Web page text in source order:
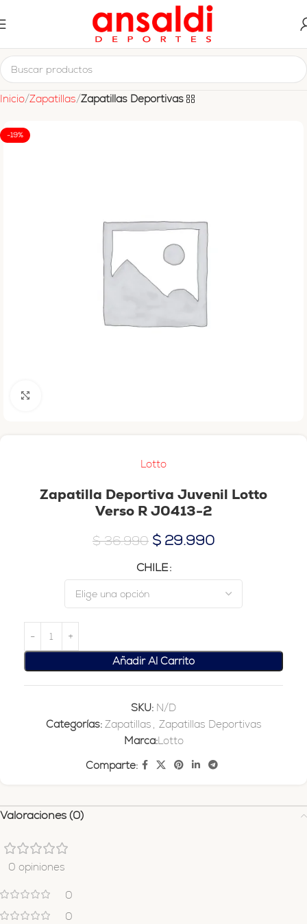
Inicio Zapatillas Zapatillas Deportivas
-19%
Lotto
Zapatilla Deportiva Juvenil Lotto
Verso R J0413-2
$36.990 $ 29.990
CHILE
Añadir Al Carrito
SKU: N/D
Categorías: Zapatillas , Zapatillas Deportivas
Marca:Lotto
Comparte:
Valoraciones (0)
0 opiniones
0
0